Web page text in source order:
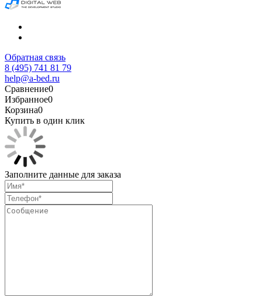
Обратная связь
8 (495) 741 81 79
help@a-bed.ru
Сравнение0
Избранное0
Корзина0
Купить в один клик
Заполните данные для заказа